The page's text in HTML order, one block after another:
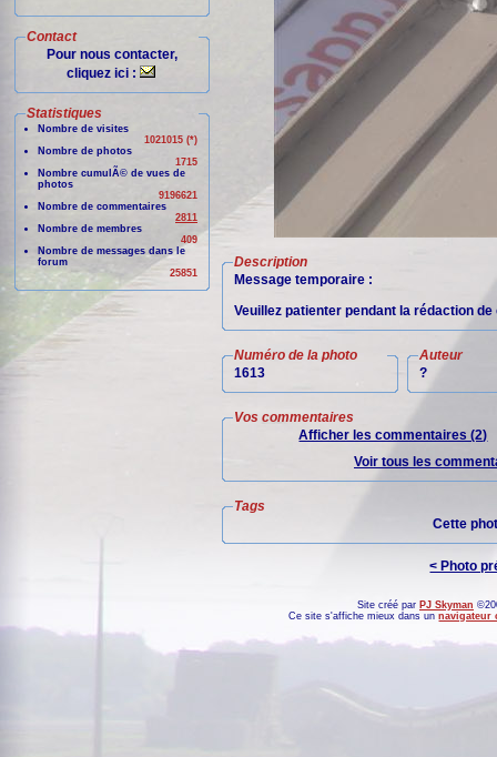
Contact
Pour nous contacter,
cliquez ici :
Statistiques
Nombre de visites
1021015 (*)
Nombre de photos
1715
Nombre cumulÃ© de vues de
photos
9196621
Nombre de commentaires
2811
Nombre de membres
409
Nombre de messages dans le
forum
25851
Description
Message temporaire :
Veuillez patienter pendant la rédaction
Numéro de la photo
1613
Auteur
?
Vos commentaires
Afficher les commentaires (2)
Voir tous les
Tags
Cette
< Photo
Site créé par PJ Skyman
Ce site s'affiche mieux dans unnavigateur